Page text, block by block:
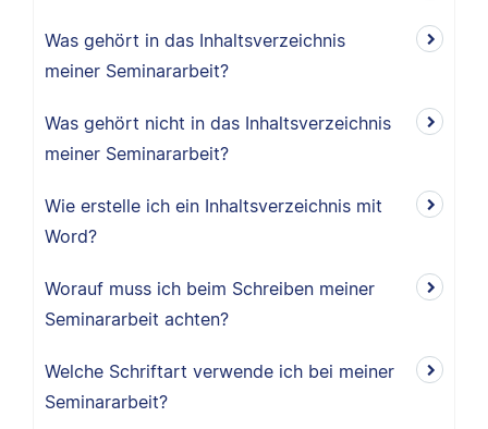
Was gehört in das Inhaltsverzeichnis
meiner Seminararbeit?
Was gehört nicht in das Inhaltsverzeichnis
meiner Seminararbeit?
Wie erstelle ich ein Inhaltsverzeichnis mit
Word?
Worauf muss ich beim Schreiben meiner
Seminararbeit achten?
Welche Schriftart verwende ich bei meiner
Seminararbeit?